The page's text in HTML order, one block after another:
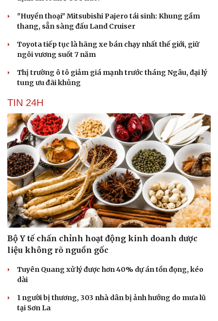
"Huyền thoại" Mitsubishi Pajero tái sinh: Khung gầm
thang, sẵn sàng đấu Land Cruiser
Toyota tiếp tục là hãng xe bán chạy nhất thế giới, giữ
ngôi vương suốt 7 năm
Thị trường ô tô giảm giá mạnh trước tháng Ngâu, đại lý
tung ưu đãi khủng
TIN 24H
Bộ Y tế chấn chỉnh hoạt động kinh doanh dược
liệu không rõ nguồn gốc
Tuyên Quang xử lý được hơn 40% dự án tồn đọng, kéo
dài
1 người bị thương, 303 nhà dân bị ảnh hưởng do mưa lũ
tại Sơn La